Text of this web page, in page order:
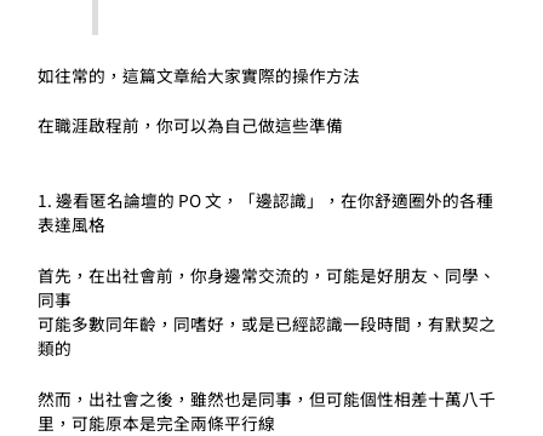
如往常的，這篇文章給大家實際的操作方法
在職涯啟程前，你可以為自己做這些準備
1. 邊看匿名論壇的 PO 文，「邊認識」，在你舒適圈外的各種
表達風格
首先，在出社會前，你身邊常交流的，可能是好朋友、同學、
同事
可能多數同年齡，同嗜好，或是已經認識一段時間，有默契之
類的
然而，出社會之後，雖然也是同事，但可能個性相差十萬八千
里，可能原本是完全兩條平行線